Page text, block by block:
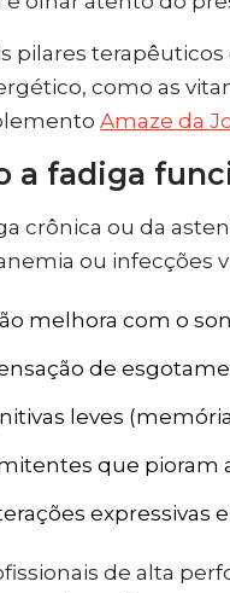
pilares
como as
Amaze da
a fadiga
crônica ou da
ou infecções
melhora com o
de
leves
que pioram
expressivas
de alta